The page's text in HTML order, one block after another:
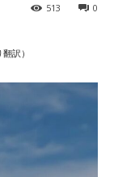
0
513
訳）